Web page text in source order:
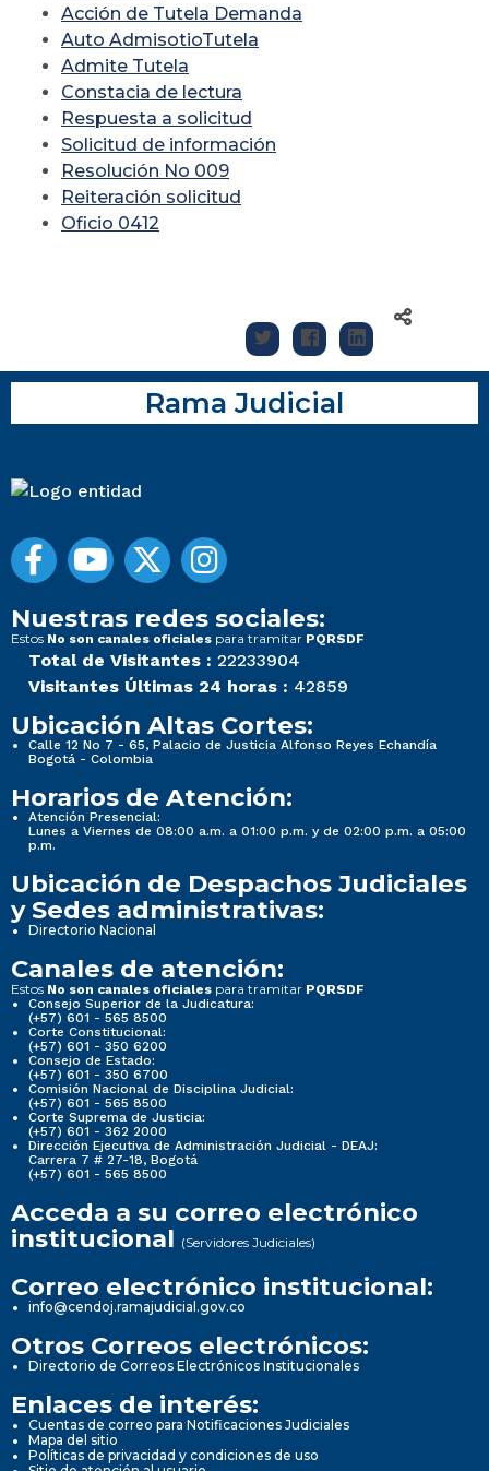
Acción de Tutela Demanda
Auto AdmisotioTutela
Admite Tutela
Constacia de lectura
Respuesta a solicitud
Solicitud de información
Resolución No 009
Reiteración solicitud
Oficio 0412
Rama Judicial
Nuestras redes sociales:
Estos No son canales oficiales para tramitar PQRSDF
Total de Visitantes : 22233904
Visitantes Últimas 24 horas : 42859
Ubicación Altas Cortes:
Calle 12 No 7 - 65, Palacio de Justicia Alfonso Reyes Echandía
Bogotá - Colombia
Horarios de Atención:
Atención Presencial:
Lunes a Viernes de 08:00 a.m. a 01:00 p.m. y de 02:00 p.m. a 05:00
p.m.
Ubicación de Despachos Judiciales
y Sedes administrativas:
Directorio Nacional
Canales de atención:
Estos No son canales oficiales para tramitar PQRSDF
Consejo Superior de la Judicatura:
(+57) 601 - 565 8500
Corte Constitucional:
(+57) 601 - 350 6200
Consejo de Estado:
(+57) 601 - 350 6700
Comisión Nacional de Disciplina Judicial:
(+57) 601 - 565 8500
Corte Suprema de Justicia:
(+57) 601 - 362 2000
Dirección Ejecutiva de Administración Judicial - DEAJ:
Carrera 7 # 27-18, Bogotá
(+57) 601 - 565 8500
Acceda a su correo electrónico
institucional (Servidores Judiciales)
Correo electrónico institucional:
info@cendoj.ramajudicial.gov.co
Otros Correos electrónicos:
Directorio de Correos Electrónicos Institucionales
Enlaces de interés:
Cuentas de correo para Notificaciones Judiciales
Mapa del sitio
Políticas de privacidad y condiciones de uso